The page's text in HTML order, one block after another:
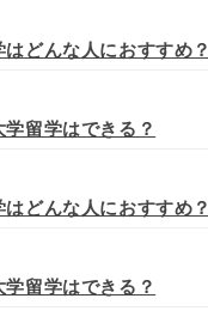
はどんな人におすすめ？
学留学はできる？
はどんな人におすすめ？
学留学はできる？